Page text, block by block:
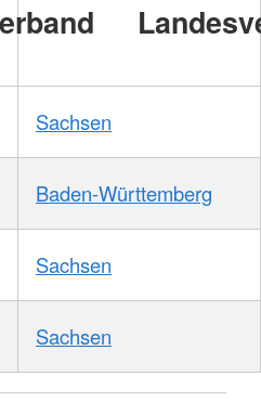
Sachsen
Baden-Württemberg
Sachsen
Sachsen